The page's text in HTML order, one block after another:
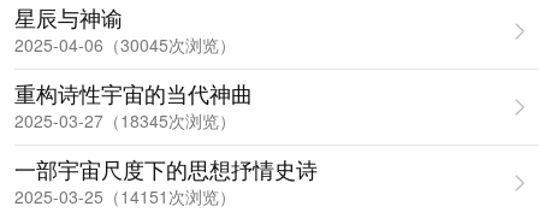
星辰与神谕
2025-04-06（30045次浏览）
重构诗性宇宙的当代神曲
2025-03-27（18345次浏览）
一部宇宙尺度下的思想抒情史诗‌
2025-03-25（14151次浏览）